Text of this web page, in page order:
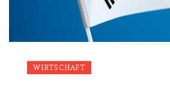
WIRTSCHAFT